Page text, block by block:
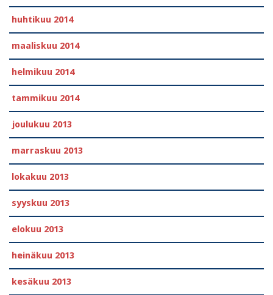
huhtikuu 2014
maaliskuu 2014
helmikuu 2014
tammikuu 2014
joulukuu 2013
marraskuu 2013
lokakuu 2013
syyskuu 2013
elokuu 2013
heinäkuu 2013
kesäkuu 2013